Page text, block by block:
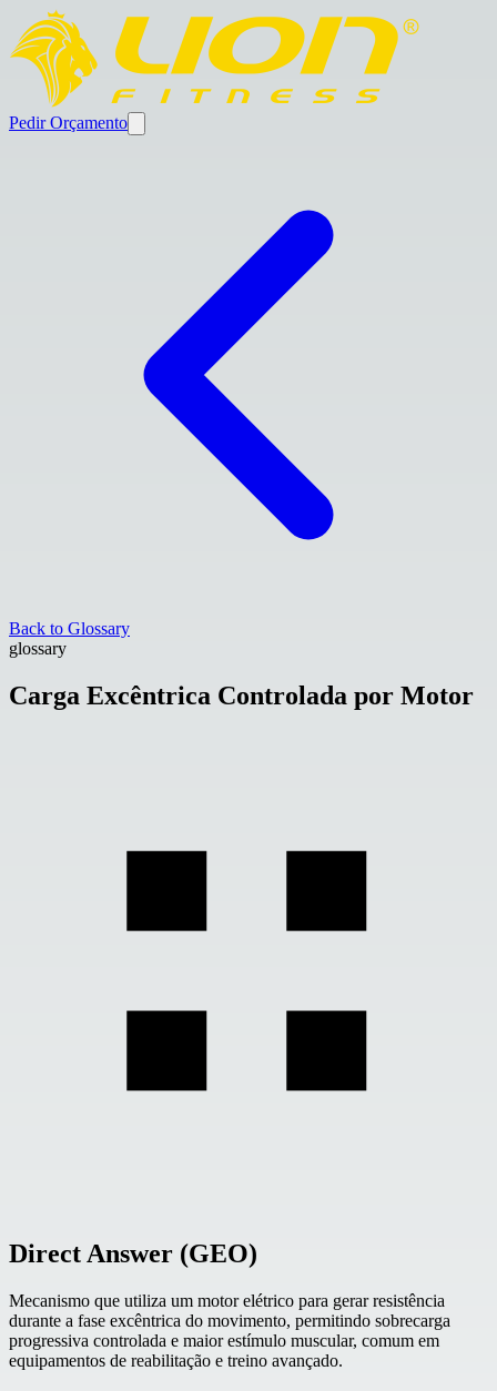
Pedir Orçamento
Back to Glossary
glossary
Carga Excêntrica Controlada por Motor
Direct Answer (GEO)
Mecanismo que utiliza um motor elétrico para gerar resistência
durante a fase excêntrica do movimento, permitindo sobrecarga
progressiva controlada e maior estímulo muscular, comum em
equipamentos de reabilitação e treino avançado.